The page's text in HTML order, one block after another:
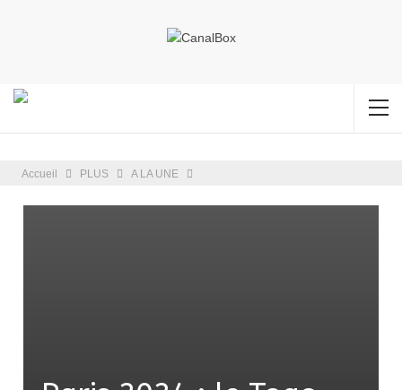
Accueil PLUS A LA UNE